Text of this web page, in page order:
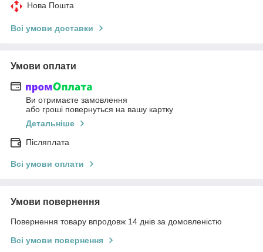
Нова Пошта
Всі умови доставки
Умови оплати
Ви отримаєте замовлення
або гроші повернуться на вашу картку
Детальніше
Післяплата
Всі умови оплати
Умови повернення
Повернення товару впродовж 14 днів за домовленістю
Всі умови повернення